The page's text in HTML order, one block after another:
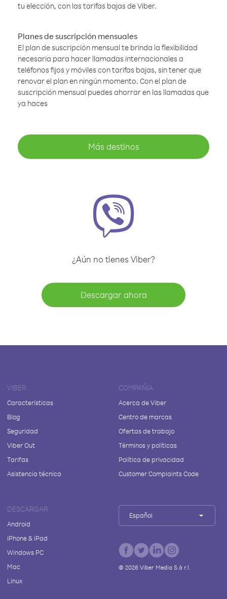
tu elección, con las tarifas bajas de Viber.
Planes de suscripción mensuales
El plan de suscripción mensual te brinda la flexibilidad
necesaria para hacer llamadas internacionales a
teléfonos fijos y móviles con tarifas bajas, sin tener que
renovar el plan en ningún momento. Con el plan de
suscripción mensual puedes ahorrar en las llamadas que
ya haces
Más destinos
¿Aún no tienes Viber?
Descargar ahora
VIBER
Características
Blog
Seguridad
Viber Out
Tarifas
Asistencia técnica
COMPAÑÍA
Acerca de Viber
Centro de marcas
Ofertas de trabajo
Términos y políticas
Política de privacidad
Customer Complaints Code
DESCARGAR
Android
iPhone & iPad
Windows PC
Mac
Linux
Español
© 2026Viber Media S.à r.l.